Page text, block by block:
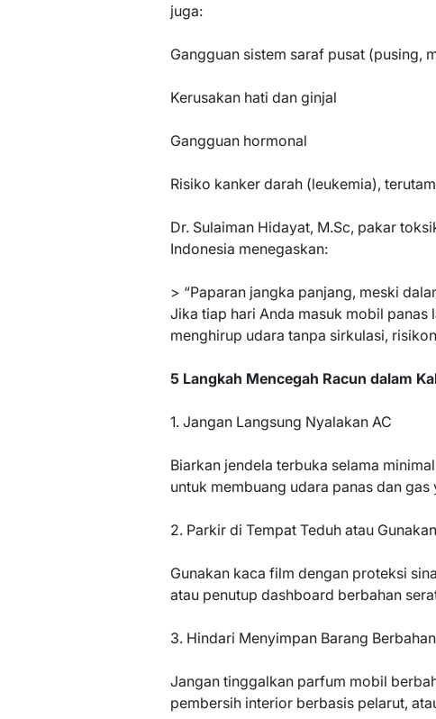
juga:
Gangguan sistem saraf pusat (pusing,
Kerusakan hati dan ginjal
Gangguan hormonal
Risiko kanker darah (leukemia),
Dr. Sulaiman Hidayat, M.Sc, pakar
Indonesia menegaskan:
> “Paparan jangka panjang, meski
Jika tiap hari Anda masuk mobil panas
menghirup udara tanpa sirkulasi,
5 Langkah Mencegah Racun dalam
1. Jangan Langsung Nyalakan AC
Biarkan jendela terbuka selama
untuk membuang udara panas dan gas
2. Parkir di Tempat Teduh atau
Gunakan kaca film dengan proteksi
atau penutup dashboard berbahan
3. Hindari Menyimpan Barang
Jangan tinggalkan parfum mobil
pembersih interior berbasis pelarut,